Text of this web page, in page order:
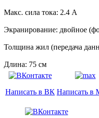
Макс. сила тока: 2.4 А
Экранирование: двойное
Толщина жил (передача
Длина: 75 cм
Написать в ВК Написать в